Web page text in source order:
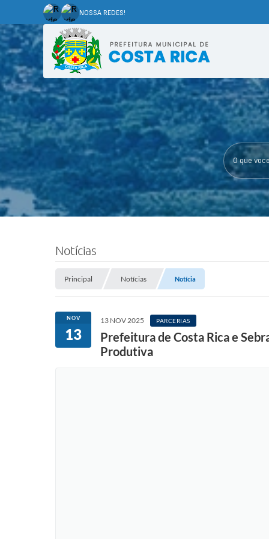
O que voce
NOSSA REDES!
Notícias
Principal Notícias Notícia
NOV
13
13 NOV 2025 PARCERIAS
Prefeitura de Costa Rica e
Produtiva